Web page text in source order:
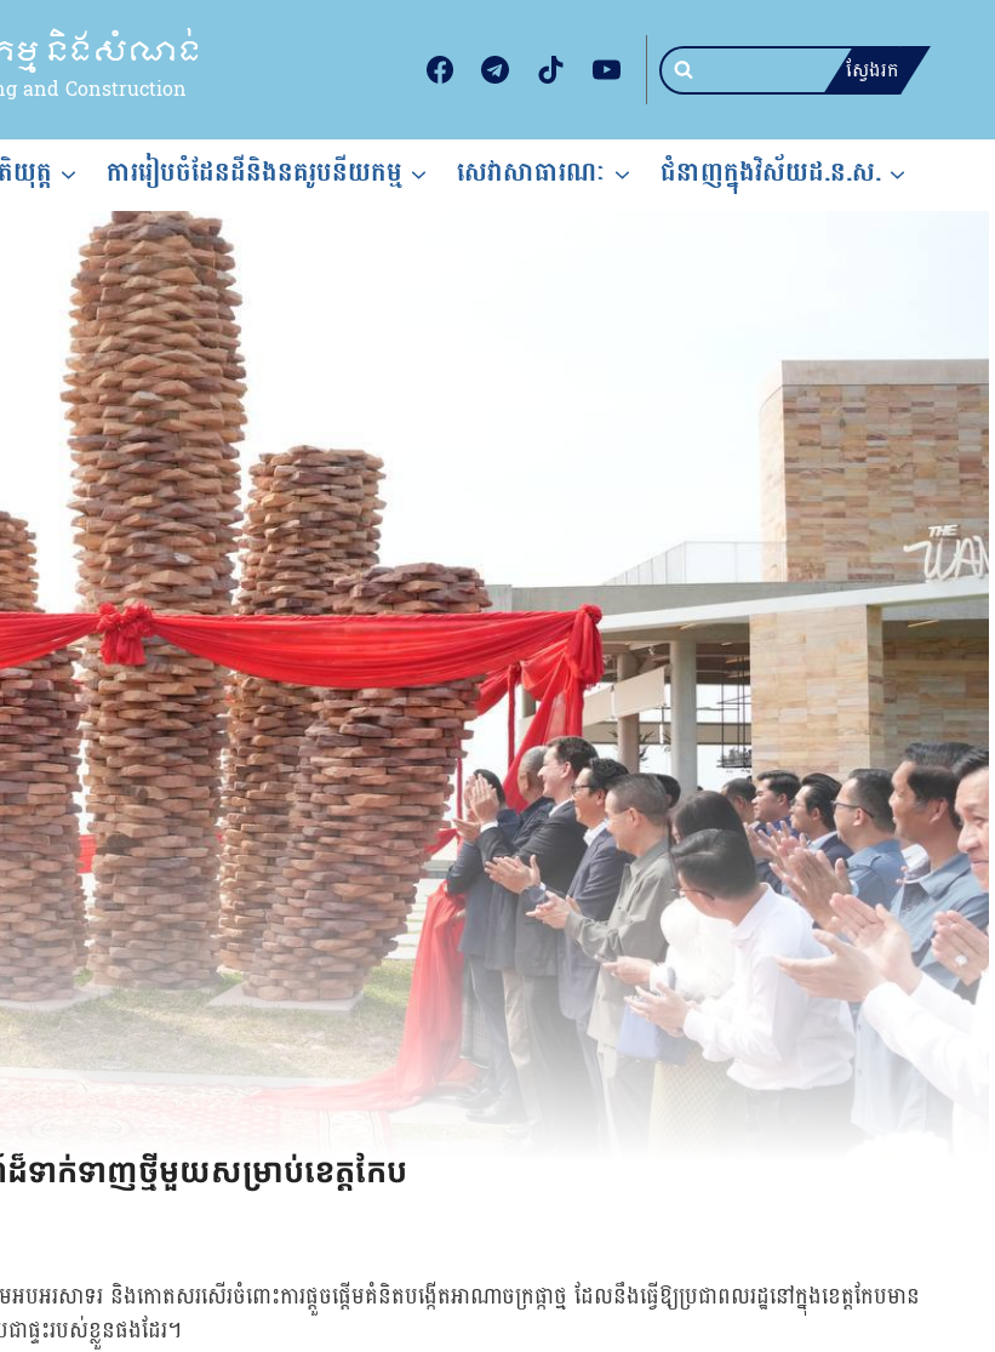
ម្ម និងសំណង់
and Construction
ស្វែងរក
យុត្ត ការរៀបចំដែនដីនិងនគរូបនីយកម្ម សេវាសាធារណៈ ជំនាញក្នុងវិស័យដ.ន.ស.
ាក់ទាញថ្មីមួយសម្រាប់ខេត្តកែប
ទរ និងកោតសរសើរចំពោះការផ្ដួចផ្ដើមគំនិតបង្កើតអាណាចក្រផ្កាថ្ម ដែលនឹងធ្វើឱ្យប្រជាពលរដ្ឋនៅក្នុងខេត្តកែបមាន
ផ្ទះរបស់ខ្លួនផងដែរ។